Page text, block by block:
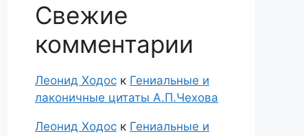
Свежие
комментарии
Леонид Ходос к Гениальные и
лаконичные цитаты А.П.Чехова
Леонид Ходос к Гениальные и